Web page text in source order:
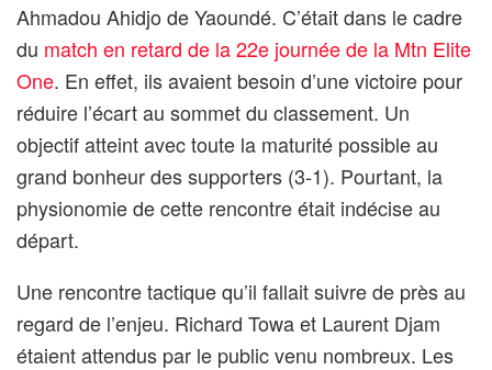
Ahmadou Ahidjo de Yaoundé. C’était dans le cadre
du match en retard de la 22e journée de la Mtn Elite
One. En effet, ils avaient besoin d’une victoire pour
réduire l’écart au sommet du classement. Un
objectif atteint avec toute la maturité possible au
grand bonheur des supporters (3-1). Pourtant, la
physionomie de cette rencontre était indécise au
départ.
Une rencontre tactique qu’il fallait suivre de près au
regard de l’enjeu. Richard Towa et Laurent Djam
étaient attendus par le public venu nombreux. Les